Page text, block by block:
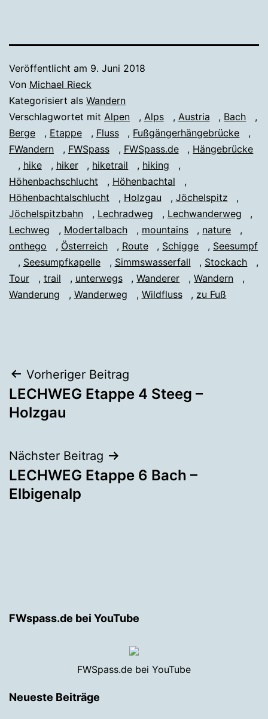
Veröffentlicht am 9. Juni 2018
Von Michael Rieck
Kategorisiert als Wandern
Verschlagwortet mit Alpen , Alps , Austria , Bach
,
Berge
, Etappe , Fluss , Fußgängerhängebrücke
,
FWandern
, FWSpass , FWSpass.de , Hängebrücke
, hike , hiker , hiketrail , hiking
,
Höhenbachschlucht
, Höhenbachtal
,
Höhenbachtalschlucht
, Holzgau , Jöchelspitz
,
Jöchelspitzbahn
, Lechradweg , Lechwanderweg
,
Lechweg
, Modertalbach , mountains , nature
,
onthego
, Österreich , Route , Schigge , Seesumpf
, Seesumpfkapelle , Simmswasserfall , Stockach
,
Tour
, trail , unterwegs ,Wanderer ,Wandern
,
Wanderung
, Wanderweg , Wildfluss , zu Fuß
Beitragsnavigation
Vorheriger Beitrag
LECHWEG Etappe 4 Steeg –
Holzgau
Nächster Beitrag
LECHWEG Etappe 6 Bach –
Elbigenalp
FWspass.de bei YouTube
FWSpass.de bei YouTube
Neueste Beiträge